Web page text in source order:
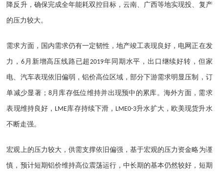
降反升，确保完成全年能耗双控目标，云南、广西等地实现投、复产
的压力较大。
需求方面，国内需求仍有一定韧性，地产竣工表现良好，电网正在发
力，6 月新增高压线路已超 2019年同期水平，出口继续好转，但家
电、汽车表现依旧偏弱，铝价高位区域，部分下游需求明显压制，订
单减少显著； 8月库存低位维持并出现预中的累库。海外方面，需求
表现维持良好， LME 库存持续下滑， LME0-3升水扩大，欧美现货升水
不断走强。
宏观上的压力较大，供需支撑依旧偏强，基于宏观的压力资金略为谨
慎，预计短期铝价维持高位震荡运行，中长期的基本仍然较好，短期